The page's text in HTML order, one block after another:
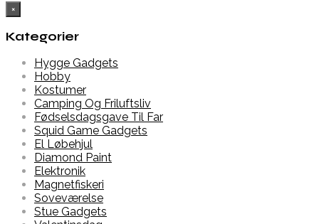
×
Kategorier
Hygge Gadgets
Hobby
Kostumer
Camping Og Friluftsliv
Fødselsdagsgave Til Far
Squid Game Gadgets
El Løbehjul
Diamond Paint
Elektronik
Magnetfiskeri
Soveværelse
Stue Gadgets